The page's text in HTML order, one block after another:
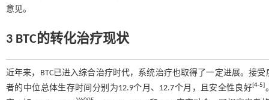
意见。
3 BTC的转化治疗现状
近年来，BTC已进入综合治疗时代，系统治疗也取得了一定进展。接
者的中位总体生存时间分别为12.9个月、12.7个月，且安全性良好[4-5]